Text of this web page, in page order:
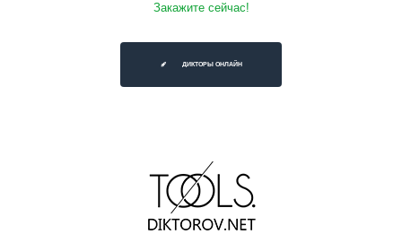
Закажите сейчас!
ДИКТОРЫ ОНЛАЙН